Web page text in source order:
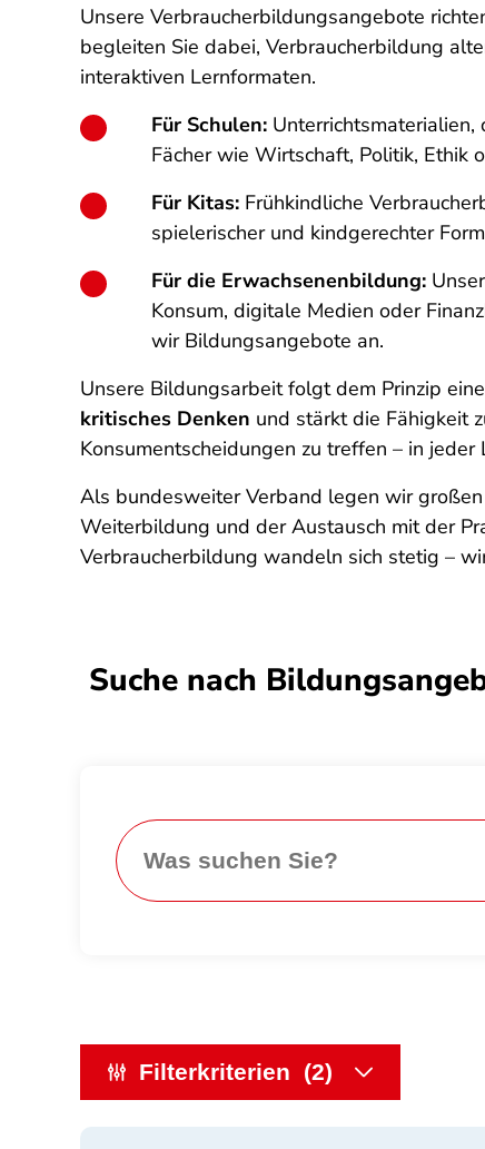
Unsere Verbraucherbildungsangebote
begleiten Sie dabei, Verbraucherbildung
interaktiven Lernformaten.
Für Schulen:
Fächer wie Wirtschaft, Politik, Ethik
Für Kitas: Frühkindliche
spielerischer und kindgerechter
Für die Erwachsenenbildung:
Konsum, digitale Medien oder
wir Bildungsangebote an.
Unsere Bildungsarbeit folgt dem Prinzip
kritisches Denken und stärkt die Fähigkeit
Konsumentscheidungen zu treffen – in jeder
Als bundesweiter Verband legen wir
Weiterbildung und der Austausch mit der
Verbraucherbildung wandeln sich stetig –
Suche nach
Filterkriterien (2)